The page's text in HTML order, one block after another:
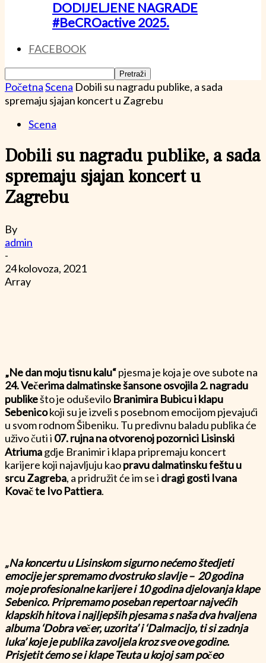
DODIJELJENE NAGRADE
#BeCROactive 2025.
FACEBOOK
PočetnaScena Dobili su nagradu publike, a sada
spremaju sjajan koncert u Zagrebu
Scena
Dobili su nagradu publike, a sada
spremaju sjajan koncert u
Zagrebu
By
admin
-
24 kolovoza, 2021
Array
„Ne dan moju tisnu kalu“pjesma je koja je ove subote na
24. Večerima dalmatinske šansone osvojila 2. nagradu
publikešto je oduševilo Branimira Bubicu i klapu
Sebenicokoji su je izveli s posebnom emocijom pjevajući
u svom rodnom Šibeniku. Tu predivnu baladu publika će
uživo čuti i 07. rujna na otvorenoj pozornici Lisinski
Atriumagdje Branimir i klapa pripremaju koncert
karijere koji najavljuju kaopravu dalmatinsku feštu u
srcu Zagreba, a pridružit će im se i dragi gosti Ivana
Kovač te Ivo Pattiera.
„Na koncertu u Lisinskom sigurno nećemo štedjeti
emocije jer spremamo dvostruko slavlje – 20 godina
moje profesionalne karijere i 10 godina djelovanja klape
Sebenico. Pripremamo poseban repertoar najvećih
klapskih hitova i najljepših pjesama s naša dva hvaljena
albuma ‘Dobra večer, uzorita’ i ‘Dalmacijo, ti si zadnja
luka’ koje je publika zavoljela kroz sve ove godine.
Prisjetit ćemo se i klape Teuta u kojoj sam počeo